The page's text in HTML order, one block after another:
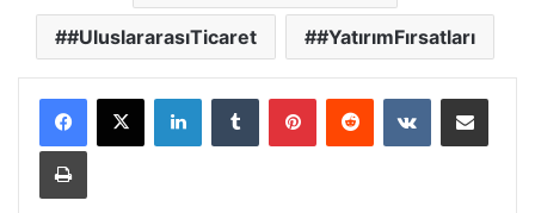
#UluslararasıTicaret #YatırımFırsatları
Facebook
X LinkedInTumblr PinterestReddit VKontakteE-Posta ile paylaş
Yazdır